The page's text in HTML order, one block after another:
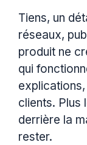
Tiens, un
réseaux,
produit ne
qui
clients. Plus
derrière la
rester.